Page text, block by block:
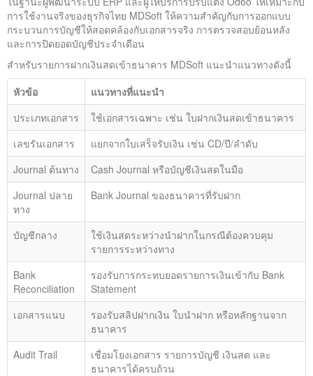
การใช้งานจริงของธุรกิจไทย MDSoft ให้ความสำคัญกับการออกแบบ
กระบวนการบัญชีให้สอดคล้องกับเอกสารจริง การตรวจสอบย้อนหลัง
และการปิดยอดบัญชีประจำเดือน
สำหรับรายการฝากเงินสดเข้าธนาคาร MDSoft แนะนำแนวทางดังนี้
หัวข้อ
แนวทางที่แนะนำ
ประเภทเอกสาร
ใช้เอกสารเฉพาะ เช่น ใบฝากเงินสดเข้าธนาคาร
เลขรันเอกสาร
แยกจากใบเสร็จรับเงิน เช่น CD/ปี/ลำดับ
Journal ต้นทาง
Cash Journal หรือบัญชีเงินสดในมือ
Journal ปลาย
ทาง
Bank Journal ของธนาคารที่รับฝาก
บัญชีกลาง
ใช้เงินสดระหว่างนำฝากในกรณีต้องควบคุม
รายการระหว่างทาง
Bank
Reconciliation
รองรับการกระทบยอดรายการเงินเข้ากับ Bank
Statement
เอกสารแนบ
รองรับสลิปฝากเงิน ใบนำฝาก หรือหลักฐานจาก
ธนาคาร
Audit Trail
เชื่อมโยงเอกสาร รายการบัญชี เงินสด และ
ธนาคารได้ครบถ้วน